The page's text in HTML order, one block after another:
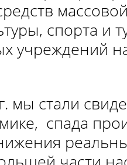
спорта и
учреждений
мы стали
спада